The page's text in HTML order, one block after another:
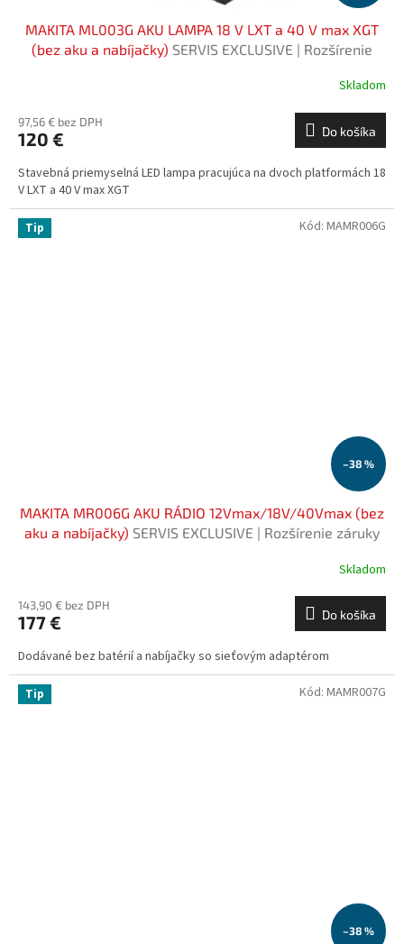
MAKITA ML003G AKU LAMPA 18 V LXT a 40 V max XGT
(bez aku a nabíjačky) SERVIS EXCLUSIVE | Rozšírenie
Skladom
97,56 € bez DPH
120 € Do košíka
Stavebná priemyselná LED lampa pracujúca na dvoch platformách 18
V LXT a 40 V max XGT
Tip
–38 %
MAKITA MR006G AKU RÁDIO 12Vmax/18V/40Vmax (bez
aku a nabíjačky) SERVIS EXCLUSIVE | Rozšírenie záruky
Skladom
143,90 € bez DPH
177 € Do košíka
Dodávané bez batérií a nabíjačky so sieťovým adaptérom
Kód: MAMR006G
Tip
–38 %
Kód: MAMR007G